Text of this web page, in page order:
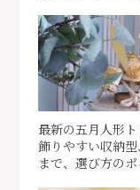
最新の五月人形
飾りやすい収納
まで、選び方の